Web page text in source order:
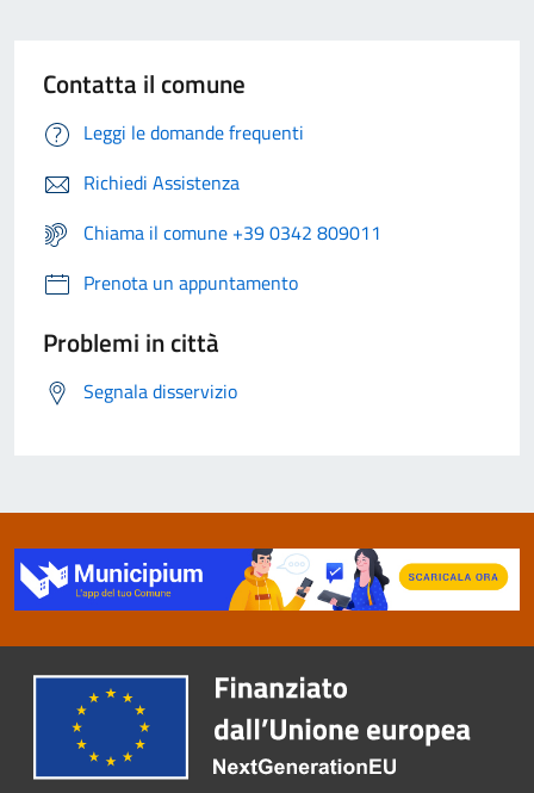
Contatta il comune
Leggi le domande frequenti
Richiedi Assistenza
Chiama il comune +39 0342 809011
Prenota un appuntamento
Problemi in città
Segnala disservizio